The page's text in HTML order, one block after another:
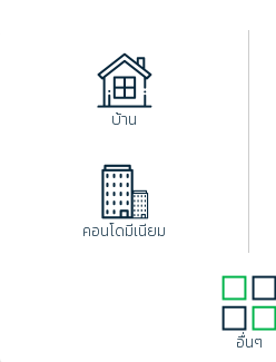
บ้าน
คอนโดมีเนียม
อื่นๆ